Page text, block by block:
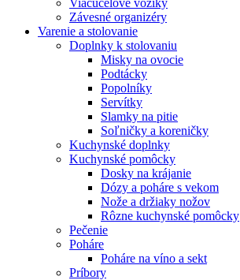
Závesné organizéry
Varenie a stolovanie
Doplnky k stolovaniu
Misky na ovocie
Podtácky
Popolníky
Servítky
Slamky na pitie
Soľničky a koreničky
Kuchynské doplnky
Kuchynské pomôcky
Dosky na krájanie
Dózy a poháre s vekom
Nože a držiaky nožov
Rôzne kuchynské pomôcky
Pečenie
Poháre
Poháre na víno a sekt
Príbory